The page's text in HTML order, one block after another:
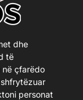
dhe
të
në çfarëdo
personat